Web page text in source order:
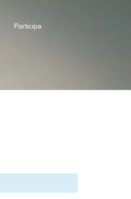
Participa